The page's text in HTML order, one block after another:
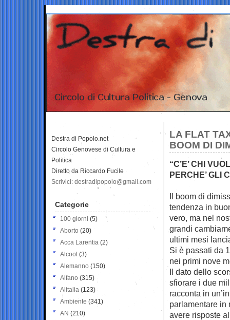
LA FLAT
BOOM DI
“C’E’ CHI
PERCHE’ GLI
Il boom di
tendenza in
vero, ma nel
grandi
ultimi mesi
Si è passati da
nei primi nove
Il dato dello
sfiorare i due
racconta in
parlamentare in
avere risposte
Destra di Popolo.net
Circolo Genovese di Cultura e
Politica
Diretto da Riccardo Fucile
Scrivici: destradipopolo@gmail.com
Categorie
100 giorni (5)
Aborto (20)
Acca Larentia (2)
Alcool (3)
Alemanno (150)
Alfano (315)
Alitalia (123)
Ambiente (341)
AN (210)